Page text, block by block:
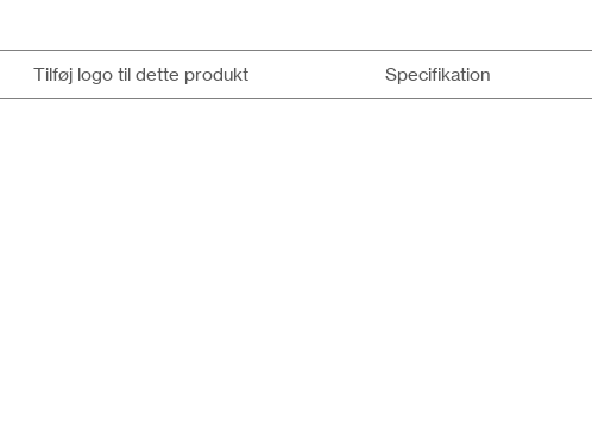
Tilføj logo til dette produkt Specifikation